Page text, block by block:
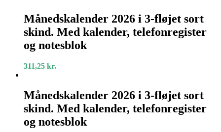
2026
i
3-
fløjet
sort
Med
og
notesblok
Månedskalender 2026 i 3-fløjet sort
skind. Med kalender, telefonregister
og notesblok
311,25 kr.
2026
i
3-
fløjet
sort
Månedskalender 2026 i 3-fløjet sort
skind. Med kalender, telefonregister
og notesblok